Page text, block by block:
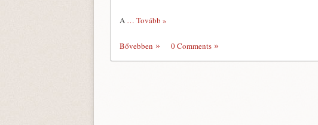
A … Tovább »
Bővebben 0 Comments